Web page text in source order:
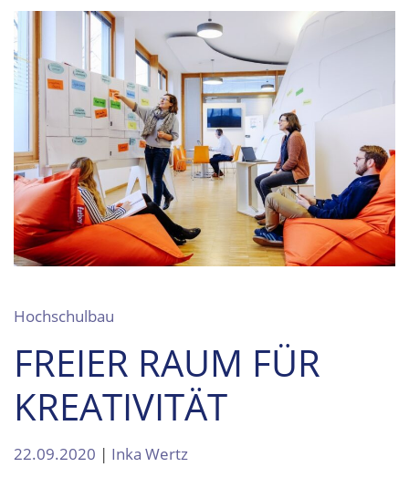
Hochschulbau
FREIER RAUM FÜR
KREATIVITÄT
22.09.2020 | Inka Wertz